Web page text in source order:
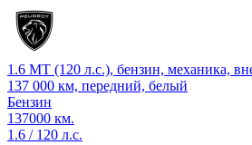
1.6 MT (120 л.с.), бензин, механика,
137 000 км, передний, белый
Бензин
137000 км.
1.6 / 120 л.с.